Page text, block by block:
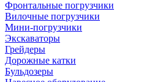
Фронтальные погрузчики
Вилочные погрузчики
Мини-погрузчики
Экскаваторы
Грейдеры
Дорожные катки
Бульдозеры